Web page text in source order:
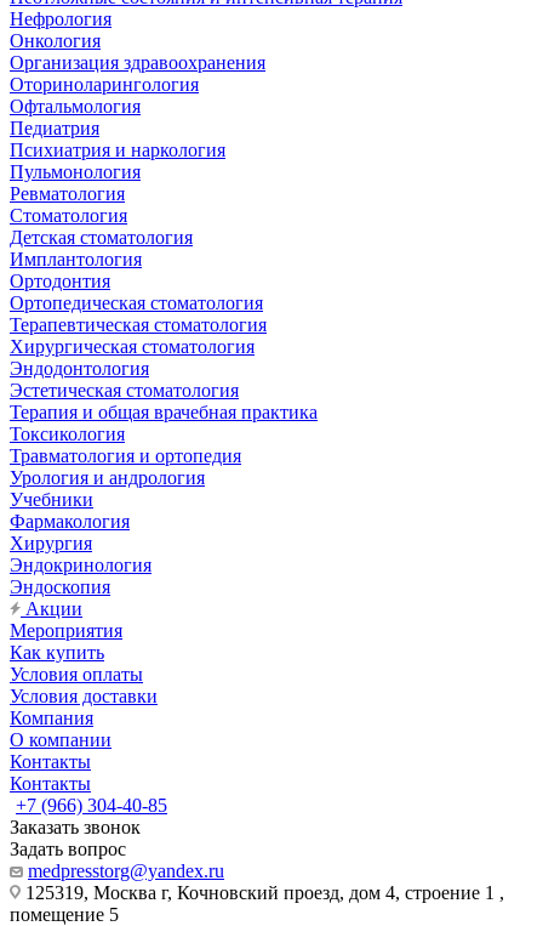
Нефрология
Онкология
Организация здравоохранения
Оториноларингология
Офтальмология
Педиатрия
Психиатрия и наркология
Пульмонология
Ревматология
Стоматология
Детская стоматология
Имплантология
Ортодонтия
Ортопедическая стоматология
Терапевтическая стоматология
Хирургическая стоматология
Эндодонтология
Эстетическая стоматология
Терапия и общая врачебная практика
Токсикология
Травматология и ортопедия
Урология и андрология
Учебники
Фармакология
Хирургия
Эндокринология
Эндоскопия
Акции
Мероприятия
Как купить
Условия оплаты
Условия доставки
Компания
О компании
Контакты
Контакты
+7 (966) 304-40-85
Заказать звонок
Задать вопрос
medpresstorg@yandex.ru
125319, Москва г, Кочновский проезд, дом 4, строение 1 ,
помещение 5